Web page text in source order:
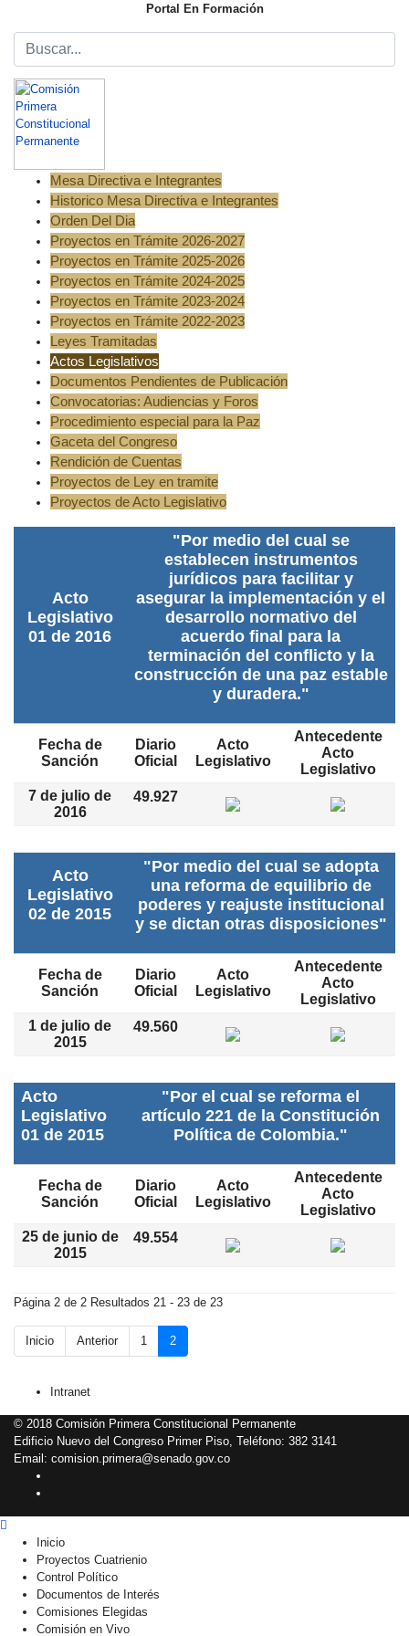
Portal En Formación
Mesa Directiva e Integrantes
Historico Mesa Directiva e Integrantes
Orden Del Dia
Proyectos en Trámite 2026-2027
Proyectos en Trámite 2025-2026
Proyectos en Trámite 2024-2025
Proyectos en Trámite 2023-2024
Proyectos en Trámite 2022-2023
Leyes Tramitadas
Actos Legislativos
Documentos Pendientes de Publicación
Convocatorias: Audiencias y Foros
Procedimiento especial para la Paz
Gaceta del Congreso
Rendición de Cuentas
Proyectos de Ley en tramite
Proyectos de Acto Legislativo
Acto
Legislativo
01 de 2016
"Por medio del cual se
establecen instrumentos
jurídicos para facilitar y
asegurar la implementación y el
desarrollo normativo del
acuerdo final para la
terminación del conflicto y la
construcción de una paz estable
y duradera."
Fecha de
Sanción
Diario
Oficial
Acto
Legislativo
Antecedente
Acto
Legislativo
7 de julio de
2016
49.927
Acto
Legislativo
02 de 2015
"Por medio del cual se adopta
una reforma de equilibrio de
poderes y reajuste institucional
y se dictan otras disposiciones"
Fecha de
Sanción
Diario
Oficial
Acto
Legislativo
Antecedente
Acto
Legislativo
1 de julio de
2015
49.560
Acto
Legislativo
01 de 2015
"Por el cual se reforma el
artículo 221 de la Constitución
Política de Colombia."
Fecha de
Sanción
Diario
Oficial
Acto
Legislativo
Antecedente
Acto
Legislativo
25 de junio de
2015
49.554
Página 2 de 2 Resultados 21 - 23 de 23
Inicio Anterior 1 2
Intranet
© 2018 Comisión Primera Constitucional Permanente
Edificio Nuevo del Congreso Primer Piso, Teléfono: 382 3141
Email: comision.primera@senado.gov.co
Inicio
Proyectos Cuatrienio
Control Político
Documentos de Interés
Comisiones Elegidas
Comisión en Vivo